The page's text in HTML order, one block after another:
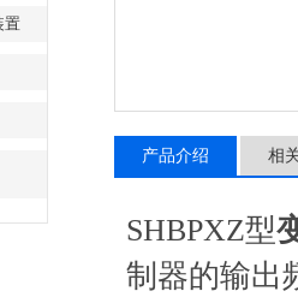
置
产品介绍 相
SHBPXZ型
制器的输出